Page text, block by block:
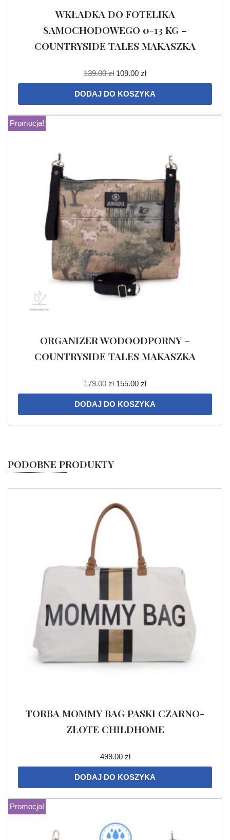
WKŁADKA DO FOTELIKA
SAMOCHODOWEGO 0-13 KG –
COUNTRYSIDE TALES MAKASZKA
139.00zł 109.00 zł
DODAJ DO KOSZYKA
Promocja!
ORGANIZER WODOODPORNY –
COUNTRYSIDE TALES MAKASZKA
179.00zł 155.00 zł
DODAJ DO KOSZYKA
PODOBNE PRODUKTY
TORBA MOMMY BAG PASKI CZARNO-
ZŁOTE CHILDHOME
499.00 zł
DODAJ DO KOSZYKA
Promocja!